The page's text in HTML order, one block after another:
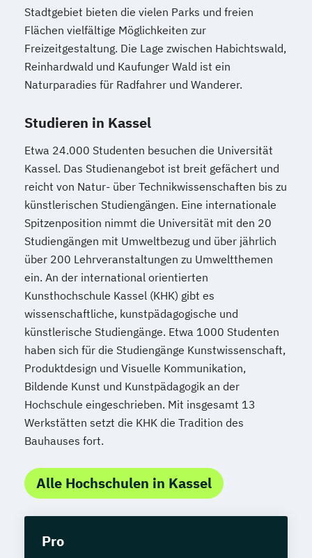
Stadtgebiet bieten die vielen Parks und freien
Flächen vielfältige Möglichkeiten zur
Freizeitgestaltung. Die Lage zwischen Habichtswald,
Reinhardwald und Kaufunger Wald ist ein
Naturparadies für Radfahrer und Wanderer.
Studieren in Kassel
Etwa 24.000 Studenten besuchen die Universität
Kassel. Das Studienangebot ist breit gefächert und
reicht von Natur- über Technikwissenschaften bis zu
künstlerischen Studiengängen. Eine internationale
Spitzenposition nimmt die Universität mit den 20
Studiengängen mit Umweltbezug und über jährlich
über 200 Lehrveranstaltungen zu Umweltthemen
ein. An der international orientierten
Kunsthochschule Kassel (KHK) gibt es
wissenschaftliche, kunstpädagogische und
künstlerische Studiengänge. Etwa 1000 Studenten
haben sich für die Studiengänge Kunstwissenschaft,
Produktdesign und Visuelle Kommunikation,
Bildende Kunst und Kunstpädagogik an der
Hochschule eingeschrieben. Mit insgesamt 13
Werkstätten setzt die KHK die Tradition des
Bauhauses fort.
Alle Hochschulen in Kassel
Pro